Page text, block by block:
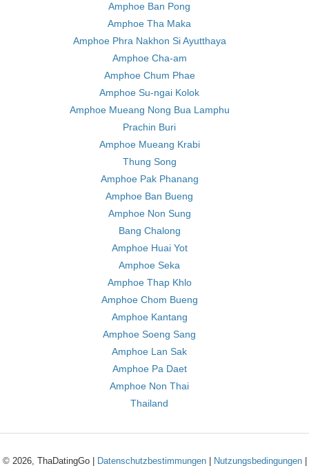
Amphoe Ban Pong
Amphoe Tha Maka
Amphoe Phra Nakhon Si Ayutthaya
Amphoe Cha-am
Amphoe Chum Phae
Amphoe Su-ngai Kolok
Amphoe Mueang Nong Bua Lamphu
Prachin Buri
Amphoe Mueang Krabi
Thung Song
Amphoe Pak Phanang
Amphoe Ban Bueng
Amphoe Non Sung
Bang Chalong
Amphoe Huai Yot
Amphoe Seka
Amphoe Thap Khlo
Amphoe Chom Bueng
Amphoe Kantang
Amphoe Soeng Sang
Amphoe Lan Sak
Amphoe Pa Daet
Amphoe Non Thai
Thailand
© 2026, ThaDatingGo | Datenschutzbestimmungen| Nutzungsbedingungen|